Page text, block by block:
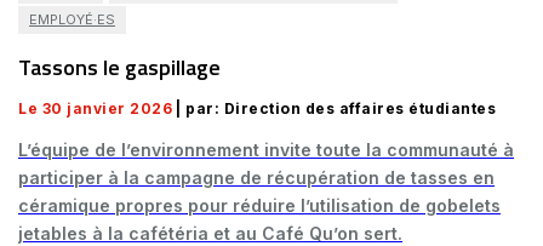
EMPLOYÉ·ES
Tassons le gaspillage
Le 30 janvier 2026 | par: Direction des affaires étudiantes
L’équipe de l’environnement invite toute la communauté à
participer à la campagne de récupération de tasses en
céramique propres pour réduire l’utilisation de gobelets
jetables à la cafétéria et au Café Qu’on sert.